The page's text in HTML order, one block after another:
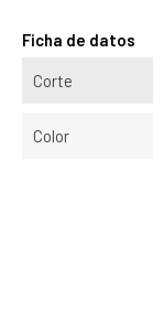
Ficha de datos
Corte
Color